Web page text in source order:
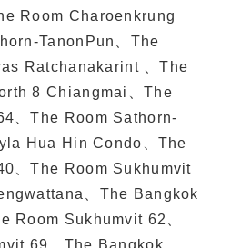
Room Charoenkrung
TanonPun、The
Ratchanakarint 、The
8 Chiangmai、The
、The Room Sathorn-
Hua Hin Condo、The
、The Room Sukhumvit
、The Bangkok
Room Sukhumvit 62、
69、The Bangkok